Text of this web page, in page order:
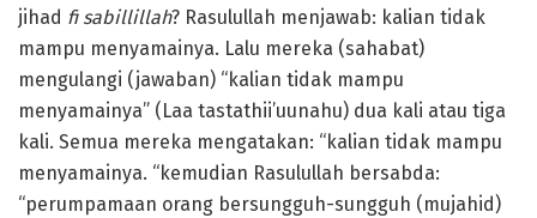
jihad fi sabillillah? Rasulullah menjawab: kalian tidak
mampu menyamainya. Lalu mereka (sahabat)
mengulangi (jawaban) “kalian tidak mampu
menyamainya” (Laa tastathii’uunahu) dua kali atau tiga
kali. Semua mereka mengatakan: “kalian tidak mampu
menyamainya. “kemudian Rasulullah bersabda:
“perumpamaan orang bersungguh-sungguh (mujahid)